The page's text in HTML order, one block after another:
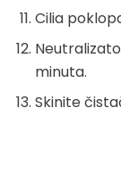
Cilia
minuta.
Skinite